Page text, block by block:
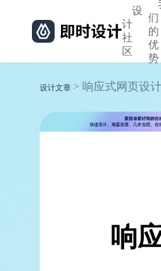
设
计
社
区
们
的
优
势
设计文章 > 响应式网页设
响